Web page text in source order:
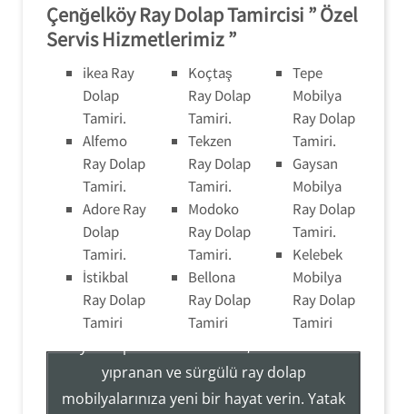
Çenğelköy Ray Dolap Tamircisi ” Özel
Servis Hizmetlerimiz ”
ikea Ray
Dolap
Tamiri.
Alfemo
Ray Dolap
Tamiri.
Adore Ray
Dolap
Tamiri.
İstikbal
Ray Dolap
Tamiri
Koçtaş
Ray Dolap
Tamiri.
Tekzen
Ray Dolap
Tamiri.
Modoko
Ray Dolap
Tamiri.
Bellona
Ray Dolap
Tamiri
Tepe
Mobilya
Ray Dolap
Tamiri.
Gaysan
Mobilya
Ray Dolap
Tamiri.
Kelebek
Mobilya
Ray Dolap
Tamiri
Ray Dolap Tamir Montaj Servisi
yıpranan ve sürgülü ray dolap
mobilyalarınıza yeni bir hayat verin. Yatak